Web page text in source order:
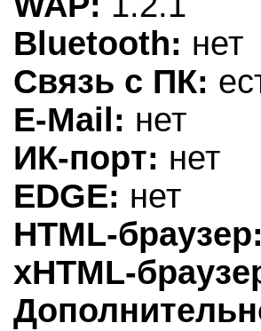
Bluetooth: нет
Связь с ПК:
E-Mail: нет
ИК-порт: нет
EDGE: нет
HTML-браузер:
xHTML-